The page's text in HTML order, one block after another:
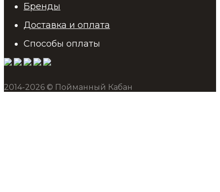
Бренды
Доставка и оплата
Способы оплаты
2014-2026 © Пойманный Кабан